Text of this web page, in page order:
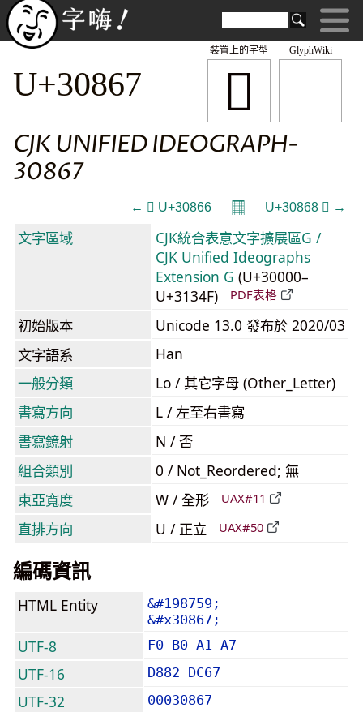
GlyphWiki
𰡧
裝置上的字型
U+30867
CJK UNIFIED IDEOGRAPH-
30867
← 𰡦 U+30866 𝄜 U+30868 𰡨 →
文字區域
CJK統合表意文字擴展區G /
CJK Unified Ideographs
Extension G (U+30000–
U+3134F)
PDF表格
初始版本
Unicode 13.0 發布於 2020/03
文字語系
Han
一般分類
Lo / 其它字母 (Other_Letter)
書寫方向
L / 左至右書寫
書寫鏡射
N / 否
組合類別
0 / Not_Reordered; 無
東亞寬度
W / 全形 UAX#11
直排方向 U / 正立 UAX#50
編碼資訊
HTML Entity
&#198759;
&#x30867;
UTF-8 F0 B0 A1 A7
UTF-16 D882 DC67
UTF-32 00030867